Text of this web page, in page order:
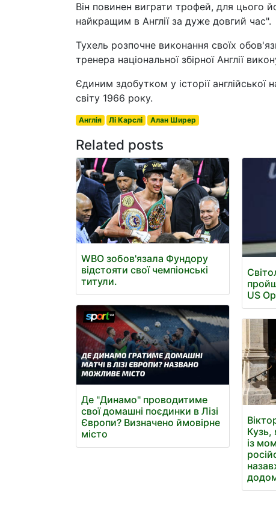
Він повинен виграти трофей, для цього
найкращим в Англії за дуже довгий час".
Тухель розпочне виконання своїх
тренера національної збірної Англії
Єдиним здобутком у історії англійської
світу 1966 року.
Англія Лі Карслі Алан Ширер
Related posts
WBO зобов'язала Фундору
відстояти свої чемпіонські
титули.
Де "Динамо" проводитиме
свої домашні поєдинки в Лізі
Європи? Визначено ймовірне
місто
US
Кузь,
із